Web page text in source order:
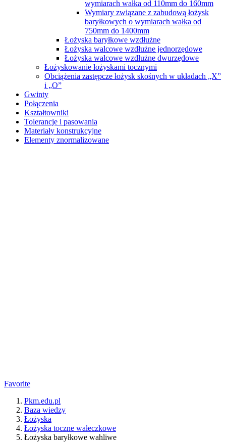
wymiarach wałka od 110mm do 160mm
Wymiary związane z zabudową łożysk
baryłkowych o wymiarach wałka od
750mm do 1400mm
Łożyska baryłkowe wzdłużne
Łożyska walcowe wzdłużne jednorzędowe
Łożyska walcowe wzdłużne dwurzędowe
Łożyskowanie łożyskami tocznymi
Obciążenia zastępcze łożysk skośnych w układach „X”
i „O”
Gwinty
Połączenia
Kształtowniki
Tolerancje i pasowania
Materiały konstrukcyjne
Elementy znormalizowane
Favorite
Pkm.edu.pl
Baza wiedzy
Łożyska
Łożyska toczne wałeczkowe
Łożyska baryłkowe wahliwe